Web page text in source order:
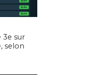
3e sur
selon